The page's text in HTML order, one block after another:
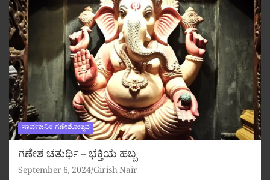
ಸಾರ್ವಜನಿಕ ಗಣೇಶೋತ್ಸವ
ಗಣೇಶ ಚತುರ್ಥಿ – ಭಕ್ತಿಯ ಹಬ್ಬ
September 6, 2024 Girish Nair